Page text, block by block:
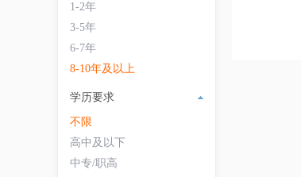
1-2年
3-5年
6-7年
8-10年及以上
学历要求
不限
高中及以下
中专/职高